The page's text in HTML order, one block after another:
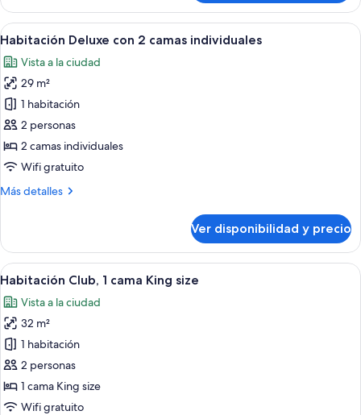
Twin
Room
Ver
todas
las
fotos
de
Habitación
Deluxe
con
camas
Habitación de hotel con dos camas,
14
Habitación Deluxe con 2 camas individuales
Vista a la ciudad
29 m²
1 habitación
2 personas
2 camas individuales
Wifi gratuito
Más detalles
Más
Deluxe
con
2
individuales
Ver disponibilidad y precio
Ver
todas
las
fotos
de
Habitación
Club,
1
Una habitación de hotel con una
9
Habitación Club, 1 cama King size
Vista a la ciudad
32 m²
1 habitación
2 personas
1 cama King size
Wifi gratuito